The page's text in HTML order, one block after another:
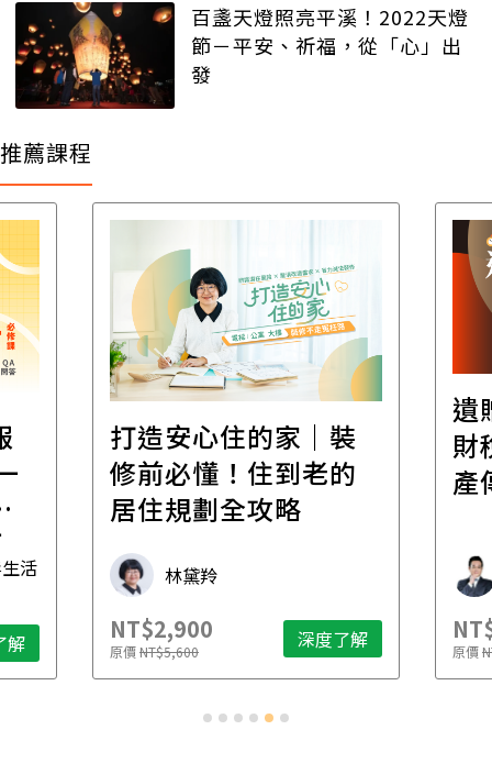
百盞天燈照亮平溪！2022天燈
節－平安、祈福，從「心」出
發
推薦課程
活
解
打造安心住的家｜裝
修前必懂！住到老的
居住規劃全攻略
林黛羚
NT$2,900
原價NT$5,600 深度了解
遺
財
產
原價